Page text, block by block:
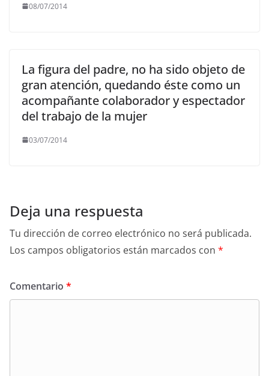
08/07/2014
La figura del padre, no ha sido objeto de
gran atención, quedando éste como un
acompañante colaborador y espectador
del trabajo de la mujer
03/07/2014
Deja una respuesta
Tu dirección de correo electrónico no será publicada.
Los campos obligatorios están marcados con *
Comentario *